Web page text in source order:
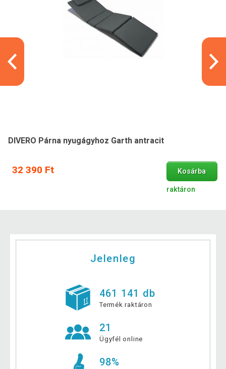
DIVERO Párna nyugágyhoz Garth antracit
32 390 Ft Kosárba
raktáron
Jelenleg
461 141 db
Termék raktáron
21
Ügyfél online
98%